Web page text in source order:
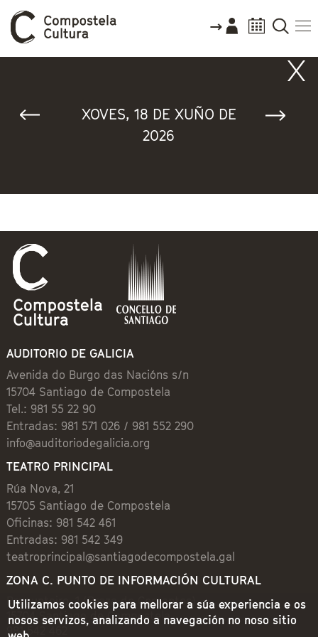
XOVES, 18 DE XUÑO DE
2026
AUDITORIO DE GALICIA
Avenida do Burgo das Nacións s/n
15704 Santiago de Compostela
Tel.: 981 55 22 90
Entradas: 981 571 026 / 981 552 290
info@auditoriodegalicia.org
TEATRO PRINCIPAL
Rúa Nova, 21
15705 Santiago de Compostela
Oficinas: 981 542 461
Entradas: 981 542 349
teatroprincipal@santiagodecompostela.gal
ZONA C. PUNTO DE INFORMACIÓN CULTURAL
Preguntoiro, 1 (Praza de Cervantes)
15704 Santiago de Compostela
981 542 462
Utilizamos cookies para mellorar a súa experiencia e os
nosos servizos, analizando a navegación no noso sitio